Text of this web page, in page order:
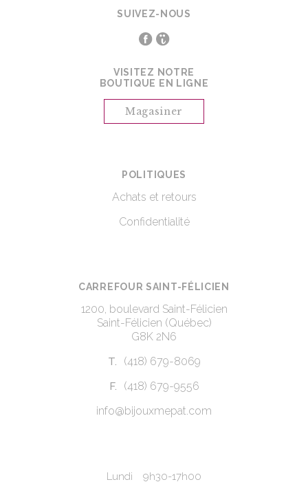
SUIVEZ-NOUS
VISITEZ NOTRE
BOUTIQUE EN LIGNE
Magasiner
POLITIQUES
Achats et retours
Confidentialité
CARREFOUR SAINT-FÉLICIEN
1200, boulevard Saint-Félicien
Saint-Félicien (Québec)
G8K 2N6
T. (418) 679-8069
F.
(418) 679-9556
info@bijouxmepat.com
Lundi 9h30-17h00